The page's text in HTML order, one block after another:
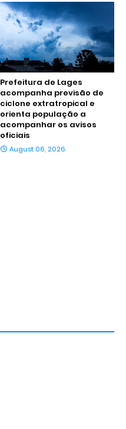
Prefeitura de Lages
acompanha previsão de
ciclone extratropical e
orienta população a
acompanhar os avisos
oficiais
August 06, 2026